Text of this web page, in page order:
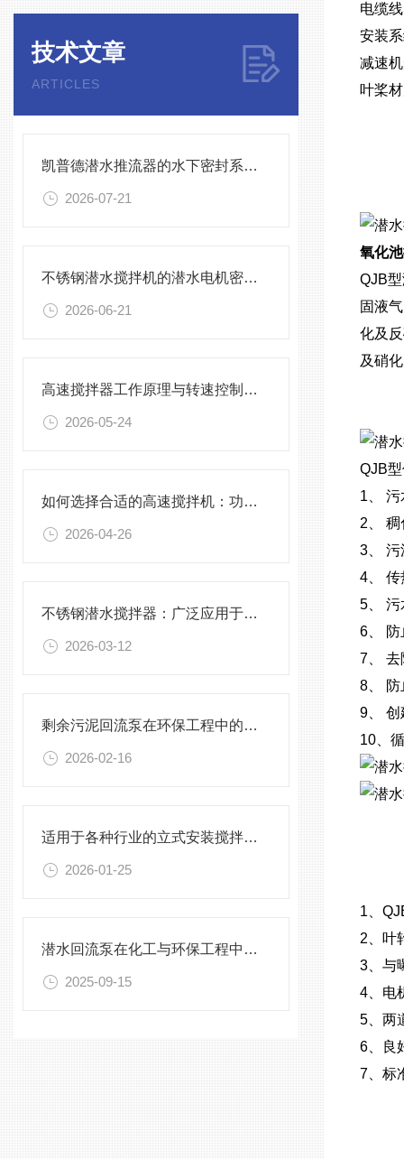
技术文章
ARTICLES
凯普德潜水推流器的水下密封系统维护全流程指南说明
2026-07-21
不锈钢潜水搅拌机的潜水电机密封与泄漏保护
2026-06-21
高速搅拌器工作原理与转速控制技术分析
2026-05-24
如何选择合适的高速搅拌机：功率、转速、搅拌桨叶与物料适配性分析
2026-04-26
不锈钢潜水搅拌器：广泛应用于污水处理与化学工程
2026-03-12
剩余污泥回流泵在环保工程中的应用前景
2026-02-16
适用于各种行业的立式安装搅拌机选型指南
2026-01-25
潜水回流泵在化工与环保工程中的关键作用
2025-09-15
电缆
安装
减速
叶桨
氧化
QJB
固液
化及
及硝
QJB
1、
2、
3、
4、 传
5、 污
6、
7、 去
8、 防
9、 创
10、
1、
2、叶
3、与
4、电
5、两
6、良
7、标